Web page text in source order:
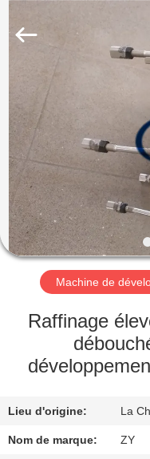
MAISON
PRODUITS
AU
SUJET
DES
USA
VISITE
D'USINE
DE
QUALITÉ
Starch
Engineering
Rights
Machine de
Raffinage
Lieu d'origine: La
Nom de marque: ZY